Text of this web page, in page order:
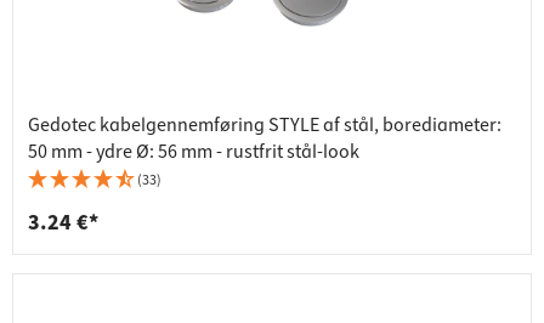
Gedotec kabelgennemføring STYLE af stål, borediameter:
50 mm - ydre Ø: 56 mm - rustfrit stål-look
(33)
3.24 €*